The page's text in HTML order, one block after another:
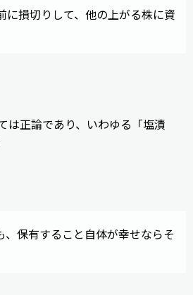
に損切りして、他の上がる株に資
は正論であり、いわゆる「塩漬
、保有すること自体が幸せならそ